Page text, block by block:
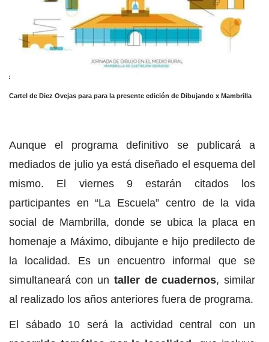
Cartel de Diez Ovejas para para la presente edición de Dibujando x Mambrilla
Aunque el programa definitivo se publicará a
mediados de julio ya está diseñado el esquema del
mismo. El viernes 9 estarán citados los
participantes en “La Escuela” centro de la vida
social de Mambrilla, donde se ubica la placa en
homenaje a Máximo, dibujante e hijo predilecto de
la localidad. Es un encuentro informal que se
simultaneará con un taller de cuadernos, similar
al realizado los años anteriores fuera de programa.
El sábado 10 será la actividad central con un